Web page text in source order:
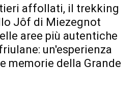
affollati, il trekking
Jôf di Miezegnot
aree più autentiche
un'esperienza
memorie della Grande